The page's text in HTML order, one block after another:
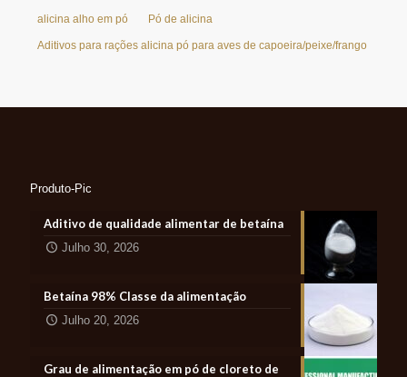
alicina alho em pó Pó de alicina
Aditivos para rações alicina pó para aves de capoeira/peixe/frango
Produto-Pic
Aditivo de qualidade alimentar de betaína
Julho 30, 2026
Betaína 98% Classe da alimentação
Julho 20, 2026
Grau de alimentação em pó de cloreto de